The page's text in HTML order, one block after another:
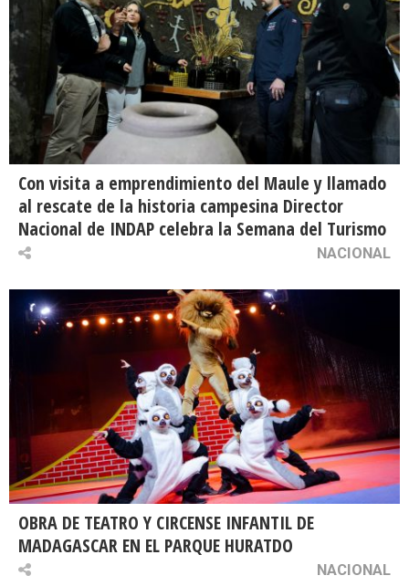
Con visita a emprendimiento del Maule y llamado
al rescate de la historia campesina Director
Nacional de INDAP celebra la Semana del Turismo
NACIONAL
OBRA DE TEATRO Y CIRCENSE INFANTIL DE
MADAGASCAR EN EL PARQUE HURATDO
NACIONAL